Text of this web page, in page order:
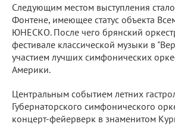
Следующим местом выступления стало
Фонтене, имеющее статус объекта
ЮНЕСКО. После чего брянский
фестивале классической музыки в
участием лучших симфонических
Америки.
Центральным событием летних
Губернаторского симфонического
концерт-фейерверк в знаменитом